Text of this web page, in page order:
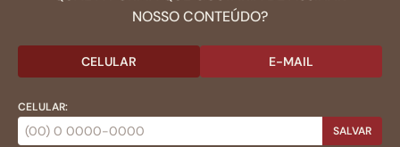
NOSSO CONTEÚDO?
CELULAR E-MAIL
CELULAR:
SALVAR